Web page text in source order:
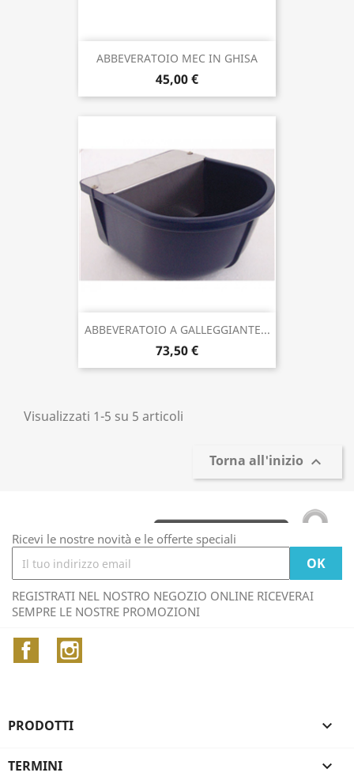
ABBEVERATOIO MEC IN GHISA
45,00 €
ABBEVERATOIO A GALLEGGIANTE...
73,50 €
Visualizzati 1-5 su 5 articoli
Torna all'inizio 
Ricevi le nostre novità e le offerte speciali
REGISTRATI NEL NOSTRO NEGOZIO ONLINE RICEVERAI
SEMPRE LE NOSTRE PROMOZIONI
Facebook
PRODOTTI 
TERMINI 